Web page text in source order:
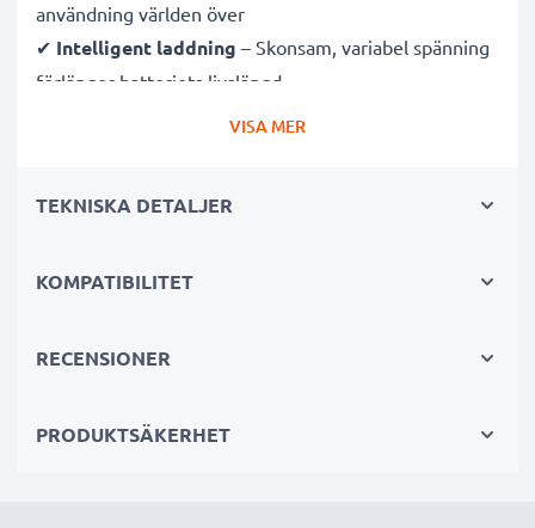
användning världen över
✔ Intelligent laddning – Skonsam, variabel spänning
förlänger batteriets livslängd
Certifierad säkerhet– CE- och RoHS-godkänd med
✔Kompakt & lätt – Perfekt storlek för kameraväskan
laddningskabel och strömadapter
Snabba laddningstider
VISA MER
TEKNISKA DETALJER
KOMPATIBILITET
RECENSIONER
PRODUKTSÄKERHET